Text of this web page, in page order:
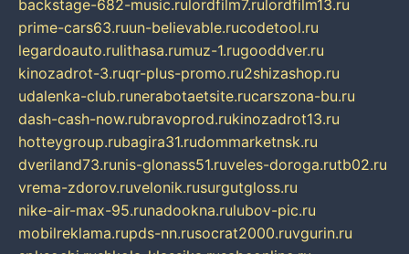
backstage-682-music.rulordfilm7.rulordfilm13.ru
prime-cars63.ruun-believable.rucodetool.ru
legardoauto.rulithasa.rumuz-1.rugooddver.ru
kinozadrot-3.ruqr-plus-promo.ru2shizashop.ru
udalenka-club.runerabotaetsite.rucarszona-bu.ru
dash-cash-now.rubravoprod.rukinozadrot13.ru
hotteygroup.rubagira31.rudommarketnsk.ru
dveriland73.runis-glonass51.ruveles-doroga.rutb02.ru
vrema-zdorov.ruvelonik.rusurgutgloss.ru
nike-air-max-95.runadookna.rulubov-pic.ru
mobilreklama.rupds-nn.rusocrat2000.ruvgurin.ru